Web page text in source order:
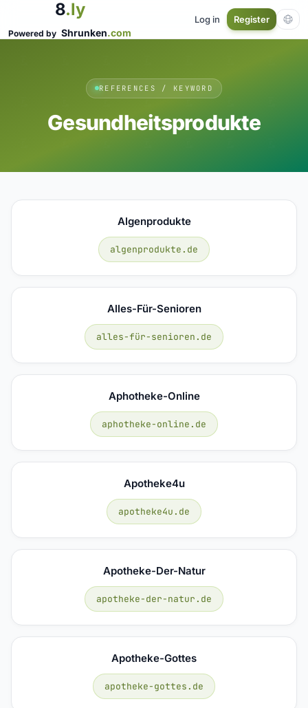
8.ly
Powered by Shrunken.com
Log in Register
REFERENCES / KEYWORD
Gesundheitsprodukte
Algenprodukte
algenprodukte.de
Alles-Für-Senioren
alles-für-senioren.de
Aphotheke-Online
aphotheke-online.de
Apotheke4u
apotheke4u.de
Apotheke-Der-Natur
apotheke-der-natur.de
Apotheke-Gottes
apotheke-gottes.de